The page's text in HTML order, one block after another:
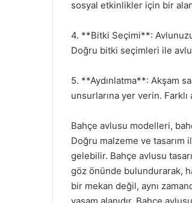
sosyal etkinlikler için bir
4. **Bitki Seçimi**:
Doğru bitki seçimleri ile
5. **Aydınlatma**: Akşam
unsurlarına yer verin.
Bahçe avlusu modelleri,
Doğru malzeme ve tasarım
gelebilir. Bahçe avlusu
göz önünde bulundurarak,
bir mekan değil, aynı
yaşam alanıdır. Bahçe